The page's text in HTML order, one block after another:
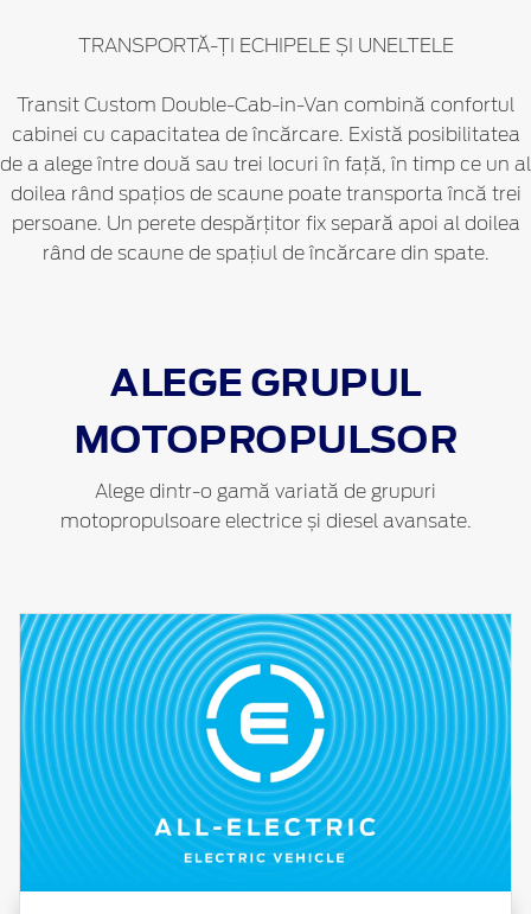
TRANSPORTĂ-ȚI ECHIPELE ȘI UNELTELE
Transit Custom Double-Cab-in-Van combină confortul
cabinei cu capacitatea de încărcare. Există posibilitatea
de a alege între două sau trei locuri în față, în timp ce un al
doilea rând spațios de scaune poate transporta încă trei
persoane. Un perete despărțitor fix separă apoi al doilea
rând de scaune de spațiul de încărcare din spate.
ALEGE GRUPUL
MOTOPROPULSOR
Alege dintr-o gamă variată de grupuri
motopropulsoare electrice și diesel avansate.